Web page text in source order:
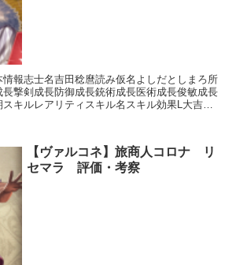
報志士名吉田稔麿読み仮名よしだとしまろ所
撃剣成長防御成長銃術成長医術成長俊敏成長
キルレアリティスキル名スキル効果L大吉の
【ヴァルコネ】旅商人コロナ リ
セマラ 評価・考察